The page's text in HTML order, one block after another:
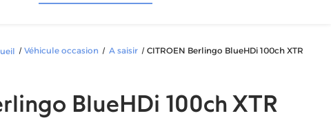
Véhicule occasion A saisir CITROEN Berlingo BlueHDi 100ch XTR
BlueHDi 100ch XTR